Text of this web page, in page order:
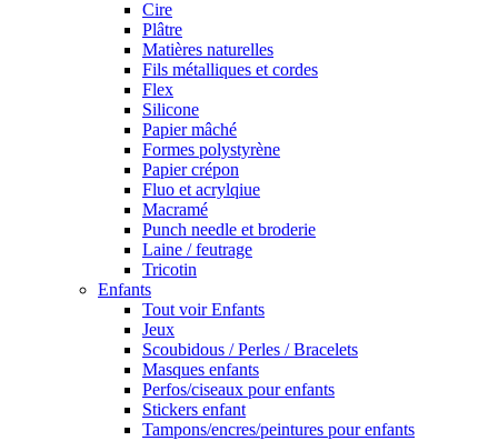
Cire
Plâtre
Matières naturelles
Fils métalliques et cordes
Flex
Silicone
Papier mâché
Formes polystyrène
Papier crépon
Fluo et acrylqiue
Macramé
Punch needle et broderie
Laine / feutrage
Tricotin
Enfants
Tout voir Enfants
Jeux
Scoubidous / Perles / Bracelets
Masques enfants
Perfos/ciseaux pour enfants
Stickers enfant
Tampons/encres/peintures pour enfants